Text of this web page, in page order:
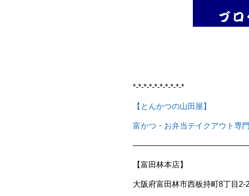
*-*-*-*-*-*-*-*-*-*
【とんかつの山田屋】
富かつ・お弁当テイクアウト専
【富田林本店】
大阪府富田林市西板持町8丁目2-